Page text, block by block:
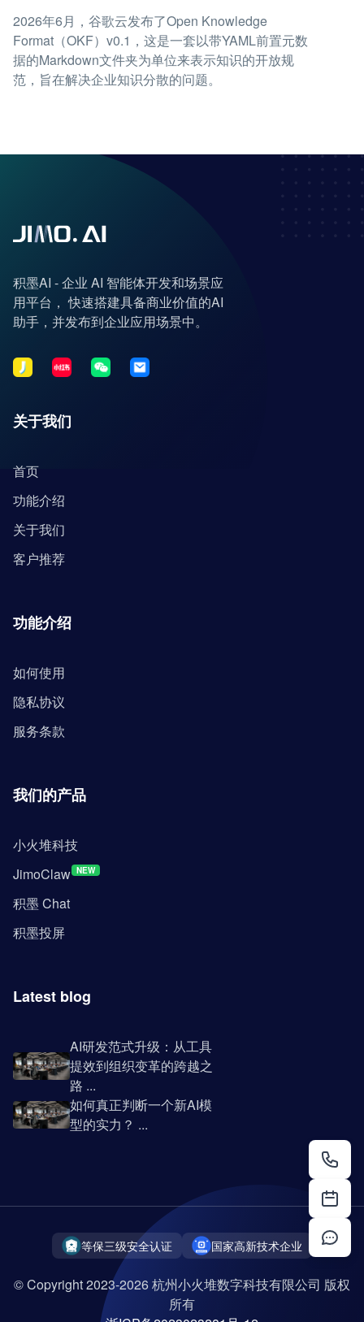
2026年6月，谷歌云发布了Open Knowledge
Format（OKF）v0.1，这是一套以带YAML前置元数
据的Markdown文件夹为单位来表示知识的开放规
范，旨在解决企业知识分散的问题。
积墨AI - 企业 AI 智能体开发和场景应
用平台， 快速搭建具备商业价值的AI
助手，并发布到企业应用场景中。
关于我们
首页
功能介绍
关于我们
客户推荐
功能介绍
如何使用
隐私协议
服务条款
我们的产品
小火堆科技
JimoClaw NEW
积墨 Chat
积墨投屏
Latest blog
AI研发范式升级：从工具
提效到组织变革的跨越之
路 ...
如何真正判断一个新AI模
型的实力？ ...
等保三级安全认证 国家高新技术企业
© Copyright 2023-2026 杭州小火堆数字科技有限公司 版权
所有